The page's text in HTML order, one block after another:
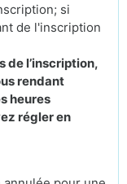
si
de l'inscription
de l’inscription,
rendant
heures
régler en